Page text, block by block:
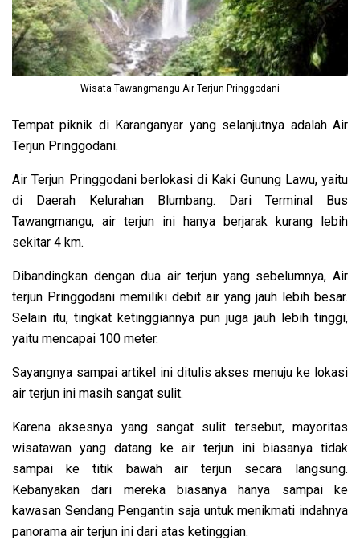
Wisata Tawangmangu Air Terjun Pringgodani
Tempat piknik di Karanganyar yang selanjutnya adalah Air
Terjun Pringgodani.
Air Terjun Pringgodani berlokasi di Kaki Gunung Lawu, yaitu
di Daerah Kelurahan Blumbang. Dari Terminal Bus
Tawangmangu, air terjun ini hanya berjarak kurang lebih
sekitar 4 km.
Dibandingkan dengan dua air terjun yang sebelumnya, Air
terjun Pringgodani memiliki debit air yang jauh lebih besar.
Selain itu, tingkat ketinggiannya pun juga jauh lebih tinggi,
yaitu mencapai 100 meter.
Sayangnya sampai artikel ini ditulis akses menuju ke lokasi
air terjun ini masih sangat sulit.
Karena aksesnya yang sangat sulit tersebut, mayoritas
wisatawan yang datang ke air terjun ini biasanya tidak
sampai ke titik bawah air terjun secara langsung.
Kebanyakan dari mereka biasanya hanya sampai ke
kawasan Sendang Pengantin saja untuk menikmati indahnya
panorama air terjun ini dari atas ketinggian.